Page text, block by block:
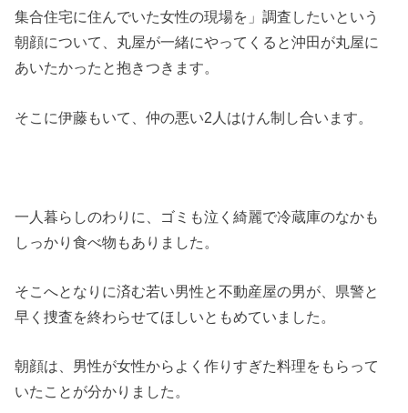
集合住宅に住んでいた女性の現場を」調査したいという
朝顔について、丸屋が一緒にやってくると沖田が丸屋に
あいたかったと抱きつきます。
そこに伊藤もいて、仲の悪い2人はけん制し合います。
一人暮らしのわりに、ゴミも泣く綺麗で冷蔵庫のなかも
しっかり食べ物もありました。
そこへとなりに済む若い男性と不動産屋の男が、県警と
早く捜査を終わらせてほしいともめていました。
朝顔は、男性が女性からよく作りすぎた料理をもらって
いたことが分かりました。